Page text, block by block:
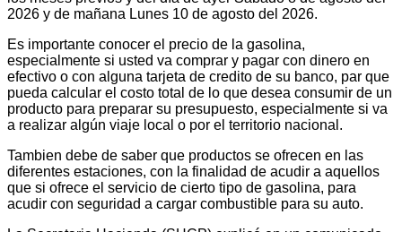
2026 y de mañana Lunes 10 de agosto del 2026.
Es importante conocer el precio de la gasolina,
especialmente si usted va comprar y pagar con dinero en
efectivo o con alguna tarjeta de credito de su banco, par que
pueda calcular el costo total de lo que desea consumir de un
producto para preparar su presupuesto, especialmente si va
a realizar algún viaje local o por el territorio nacional.
Tambien debe de saber que productos se ofrecen en las
diferentes estaciones, con la finalidad de acudir a aquellos
que si ofrece el servicio de cierto tipo de gasolina, para
acudir con seguridad a cargar combustible para su auto.